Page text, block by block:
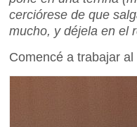
cerciórese de que
mucho, y déjela en el
Comencé a trabajar